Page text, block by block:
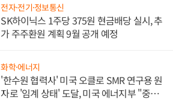
전자·전기·정보통신
SK하이닉스 1주당 375원 현금배당 실시, 추
가 주주환원 계획 9월 공개 예정
화학·에너지
'한수원 협력사' 미국 오클로 SMR 연구용 원
자로 '임계 상태' 도달, 미국 에너지부 "중요